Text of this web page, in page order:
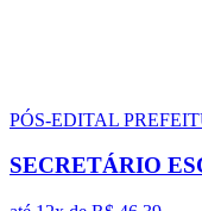
PÓS-EDITAL
SECRETÁRIO